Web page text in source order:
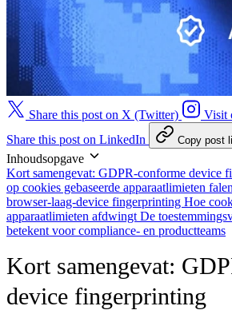
Share this post on X (Twitter)
Visit
Share this post on LinkedIn
Copy post
Inhoudsopgave
Kort samengevat: GDPR-conforme device
op cookies gebaseerde apparaatlimieten falen
browser-laag-device fingerprinting Hoe
apparaatlimieten afdwingt De
betekent voor compliance- en productteams
Kort samengevat:
device fingerprinting